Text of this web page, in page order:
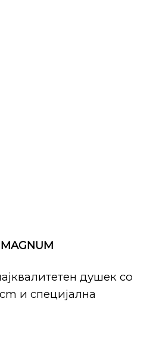
душек со
и специјална